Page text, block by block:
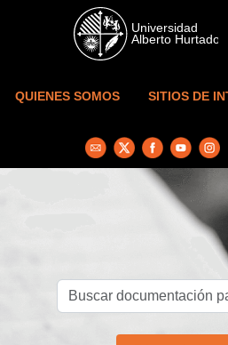
Skip to main content
QUIENES SOMOS SITIOS DE